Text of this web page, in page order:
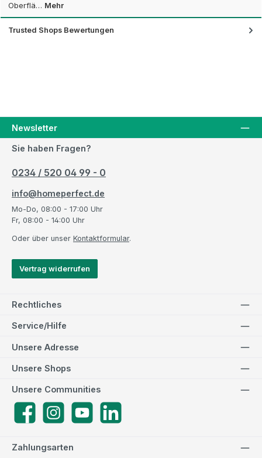
Oberflä… Mehr
Trusted Shops Bewertungen
Newsletter
Sie haben Fragen?
0234 / 520 04 99 - 0
info@homeperfect.de
Mo-Do, 08:00 - 17:00 Uhr
Fr, 08:00 - 14:00 Uhr
Oder über unser Kontaktformular.
Vertrag widerrufen
Rechtliches
Service/Hilfe
Zahlungsarten
Unsere Adresse
Unsere Communities
FacebookInstagramYouTube
Unsere Shops